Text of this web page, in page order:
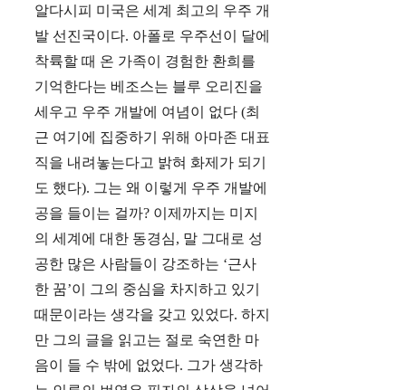
알다시피 미국은 세계 최고의 우주 개
발 선진국이다. 아폴로 우주선이 달에
착륙할 때 온 가족이 경험한 환희를
기억한다는 베조스는 블루 오리진을
세우고 우주 개발에 여념이 없다 (최
근 여기에 집중하기 위해 아마존 대표
직을 내려놓는다고 밝혀 화제가 되기
도 했다). 그는 왜 이렇게 우주 개발에
공을 들이는 걸까? 이제까지는 미지
의 세계에 대한 동경심, 말 그대로 성
공한 많은 사람들이 강조하는 ‘근사
한 꿈’이 그의 중심을 차지하고 있기
때문이라는 생각을 갖고 있었다. 하지
만 그의 글을 읽고는 절로 숙연한 마
음이 들 수 밖에 없었다. 그가 생각하